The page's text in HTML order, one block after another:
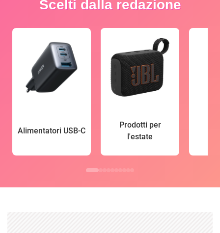
Scelti dalla redazione
Alimentatori USB-C
Prodotti per
l'estate